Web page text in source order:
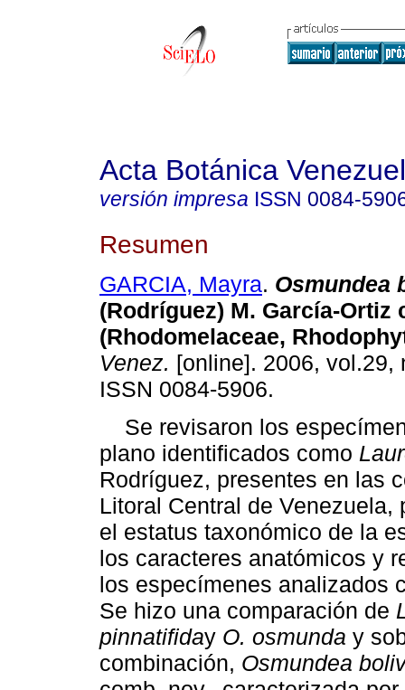
Acta Botánica
versión impresa ISSN 0084-
Resumen
GARCIA, Mayra. Osmundea
(Rodríguez) M. García-Ortiz
(Rhodomelaceae,
Venez. [online]. 2006, vol.29,
ISSN 0084-5906.
Se revisaron los
plano identificados como
Rodríguez, presentes en las
Litoral Central de Venezuela,
el estatus taxonómico de la
los caracteres anatómicos y
los especímenes analizados
Se hizo una comparación de
pinnatifiday O. osmunda y
combinación, Osmundea